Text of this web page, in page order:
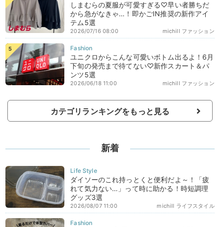
しまむらの夏服が可愛すぎる♡早い者勝ちだ
から急がなきゃ…！即かごIN推奨の新作アイ
テム5選
michill ファッション
2026/07/16 08:00
ユニクロからこんな可愛いボトム出るよ！6月
下旬の発売まで待てない♡新作スカート＆パ
ンツ5選
michill ファッション
2026/06/18 11:00
カテゴリランキングをもっと見る
新着
ダイソーのこれ持っとくと便利だよ～！「疲
れて気力ない…」って時に助かる！時短調理
グッズ3選
michill ライフスタイル
2026/08/07 11:00